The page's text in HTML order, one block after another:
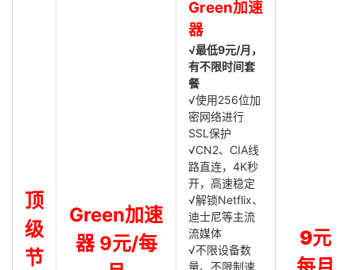
顶
级
节
Green加速
器 9元/每
Green加速
器
√最低9元/月，
有不限时间套
餐
√使用256位加
密网络进行
SSL保护
√CN2、CIA线
路直连，4K秒
开，高速稳定
√解锁Netflix、
迪士尼等主流
流媒体
√不限设备数
量、不限制速
9元